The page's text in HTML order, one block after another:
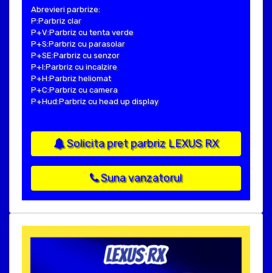
Abrevieri parbrize:
P:Parbriz clar
P+V:Parbriz cu tenta verde
P+S:Parbriz cu parasolar
P+SE:Parbriz cu senzor
P+I:Parbriz cu incalzire
P+H:Parbriz heliomat
P+C:Parbriz cu camera
P+Hud:Parbriz cu head up display
Solicita pret parbriz LEXUS RX
Suna vanzatorul